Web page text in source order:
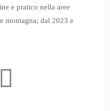
e pratico nella aree
montagna; dal 2023 e